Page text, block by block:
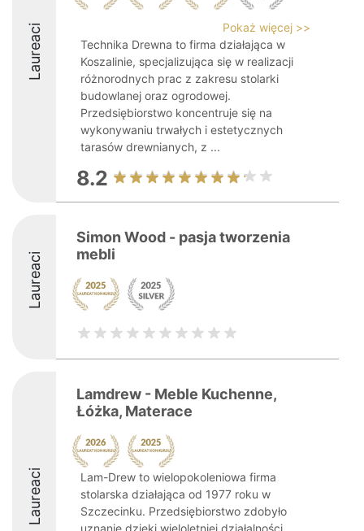
Laureaci
Pokaż więcej >>
Technika Drewna to firma działająca w
Koszalinie, specjalizująca się w realizacji
różnorodnych prac z zakresu stolarki
budowlanej oraz ogrodowej.
Przedsiębiorstwo koncentruje się na
wykonywaniu trwałych i estetycznych
tarasów drewnianych, z ...
8.2
Laureaci
Simon Wood - pasja tworzenia
mebli
Laureaci
Lamdrew - Meble Kuchenne,
Łóżka, Materace
Lam-Drew to wielopokoleniowa firma
stolarska działająca od 1977 roku w
Szczecinku. Przedsiębiorstwo zdobyło
uznanie dzięki wieloletniej działalności